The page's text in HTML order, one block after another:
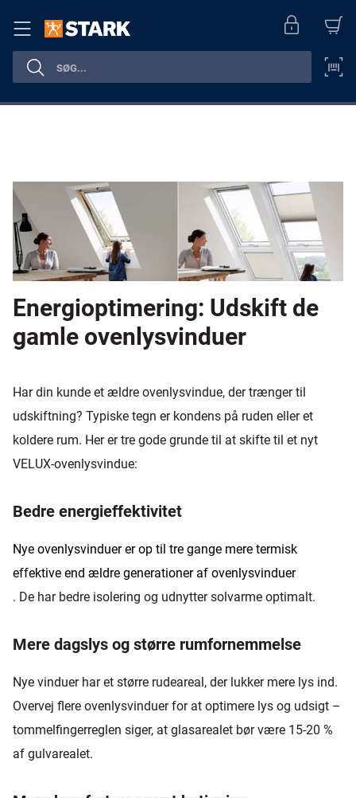
Energioptimering: Udskift de
gamle ovenlysvinduer
Har din kunde et ældre ovenlysvindue, der trænger til
udskiftning? Typiske tegn er kondens på ruden eller et
koldere rum. Her er tre gode grunde til at skifte til et nyt
VELUX-ovenlysvindue:
Bedre energieffektivitet
Nye ovenlysvinduer er op til tre gange mere termisk
effektive end ældre generationer af ovenlysvinduer
. De har bedre isolering og udnytter solvarme optimalt.
Mere dagslys og større rumfornemmelse
Nye vinduer har et større rudeareal, der lukker mere lys ind.
Overvej flere ovenlysvinduer for at optimere lys og udsigt –
tommelfingerreglen siger, at glasarealet bør være 15-20 %
af gulvarealet.